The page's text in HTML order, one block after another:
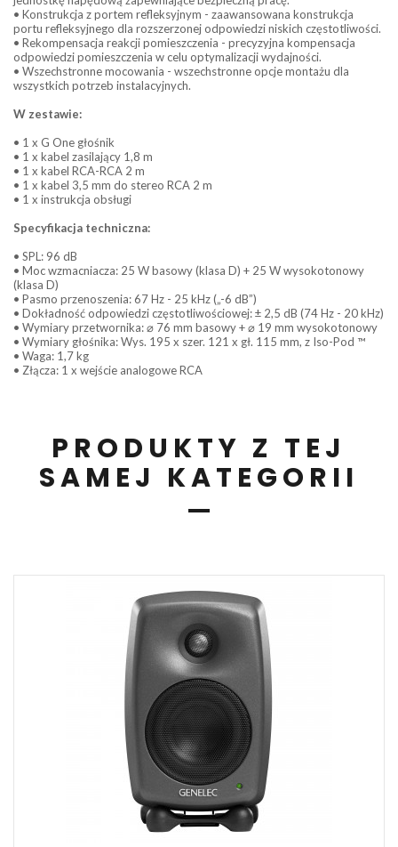
• Konstrukcja z portem refleksyjnym - zaawansowana konstrukcja
portu refleksyjnego dla rozszerzonej odpowiedzi niskich częstotliwości.
• Rekompensacja reakcji pomieszczenia - precyzyjna kompensacja
odpowiedzi pomieszczenia w celu optymalizacji wydajności.
• Wszechstronne mocowania - wszechstronne opcje montażu dla
wszystkich potrzeb instalacyjnych.
W zestawie:
• 1 x G One głośnik
• 1 x kabel zasilający 1,8 m
• 1 x kabel RCA-RCA 2 m
• 1 x kabel 3,5 mm do stereo RCA 2 m
• 1 x instrukcja obsługi
Specyfikacja techniczna:
• SPL: 96 dB
• Moc wzmacniacza: 25 W basowy (klasa D) + 25 W wysokotonowy
(klasa D)
• Pasmo przenoszenia: 67 Hz - 25 kHz („-6 dB”)
• Dokładność odpowiedzi częstotliwościowej: ± 2,5 dB (74 Hz - 20 kHz)
• Wymiary przetwornika: ⌀ 76 mm basowy + ⌀ 19 mm wysokotonowy
• Wymiary głośnika: Wys. 195 x szer. 121 x gł. 115 mm, z Iso-Pod ™
• Waga: 1,7 kg
• Złącza: 1 x wejście analogowe RCA
PRODUKTY Z TEJ
SAMEJ KATEGORII